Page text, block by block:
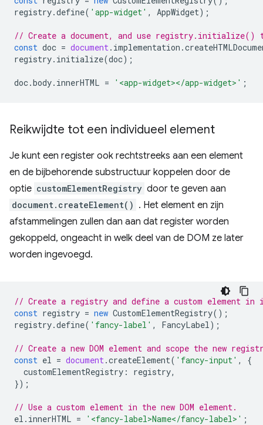
registry.define( 'app-widget' , AppWidget);
// Create a document, and use registry.initialize()
const doc = document . implementation .
registry. initialize(doc);
doc.body. innerHTML = '<app-widget></app-widget>' ;
Reikwijdte tot een individueel element
Je kunt een register ook rechtstreeks aan een element
en de bijbehorende substructuur koppelen door de
optie customElementRegistry door te geven aan
document.createElement() . Het element en zijn
afstammelingen zullen dan aan dat register worden
gekoppeld, ongeacht in welk deel van de DOM ze later
worden ingevoegd.
// Create a registry and define a custom element
const registry = new CustomElementRegistry();
registry.define( 'fancy-label' , FancyLabel );
// Create a new DOM element and scope the new
const el = document .createElement( 'fancy-input' ,
{
customElementRegistry : registry,
});
// Use a custom element in the new DOM element.
el . innerHTML = '<fancy-label>Name</fancy-label>' ;